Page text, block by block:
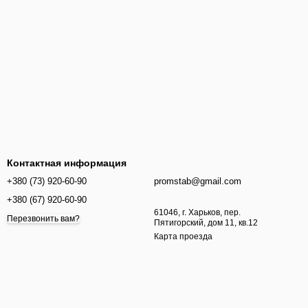
Контактная информация
+380 (73) 920-60-90
+380 (67) 920-60-90
Перезвонить вам?
promstab@gmail.com
61046, г. Харьков, пер.
Пятигорский, дом 11, кв.12
Карта проезда